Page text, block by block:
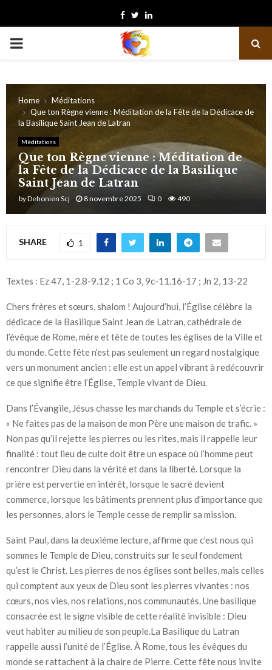
Facebook
TwitterLinkedin
PRIMARY
Home
Méditations
Que ton Règne vienne : Méditation de la Fête de la Dédicace de
la Basilique Saint Jean de Latran
Méditations
Que ton Règne vienne : Méditation de
la Fête de la Dédicace de la Basilique
Saint Jean de Latran
byDehonien Scj 8 novembre 2025 0 490
SHARE 1
Textes : Ez 47, 1-2.8-9.12 ; 1 Co 3, 9c-11.16-17 ; Jn 2, 13-22
Chers frères et sœurs, shalom ! Aujourd’hui, l’Église célèbre la
dédicace de la Basilique Saint Jean de Latran, cathédrale de
l’évêque de Rome, mère et tête de toutes les églises de la Ville et
du monde. Cette fête n’est pas seulement un regard nostalgique
vers un monument ancien : elle est un appel vibrant à redécouvrir
ce que signifie être l’Église, Temple vivant de Dieu.
Dans l’Évangile, Jésus chasse les marchands du Temple et s’écrie :
« Ne faites pas de la maison de mon Père une maison de trafic. »
Non pas qu’il rejette les pierres ou les rites, mais il rappelle leur
finalité : tout lieu de culte doit être un espace où l’homme peut
rencontrer Dieu dans la vérité et dans la liberté. Lorsque la
prière est pervertie en intérêt, lorsque le sacré devient
commerce, lorsque les bâtiments prennent plus d’importance que
les personnes, alors le Temple cesse de remplir sa mission.
Saint Paul, dans la deuxième lecture, affirme que c’est nous qui
sommes le Temple de Dieu, construits sur le seul fondement
qu’est le Christ. Les pierres de nos églises sont belles, mais celles
qui comptent aux yeux de Dieu sont les pierres vivantes : nos
cœurs, nos vies, nos relations, nos communautés. Une basilique
consacrée est le signe visible de cette réalité invisible : Dieu
veut habiter au milieu de son peuple.La Basilique du Latran
rappelle aussi l’unité de l’Église. À Rome, tous les évêques du
monde se rattachent à la chaire de Pierre. Cette fête nous invite